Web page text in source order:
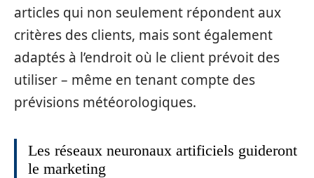
articles qui non seulement répondent aux
critères des clients, mais sont également
adaptés à l’endroit où le client prévoit des
utiliser – même en tenant compte des
prévisions météorologiques.
Les réseaux neuronaux artificiels guideront
le marketing